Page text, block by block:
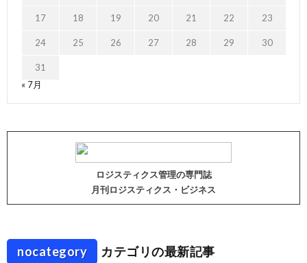
17 18 19 20 21 22 23
24 25 26 27 28 29 30
31
« 7月
ロジスティクス管理の専門誌
月刊ロジスティクス・ビジネス
nocategory カテゴリの最新記事